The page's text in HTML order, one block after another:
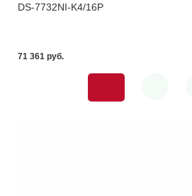
DS-7732NI-K4/16P
71 361 pуб.